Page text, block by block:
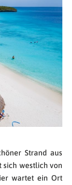
Strand aus
sich westlich von
wartet ein Ort